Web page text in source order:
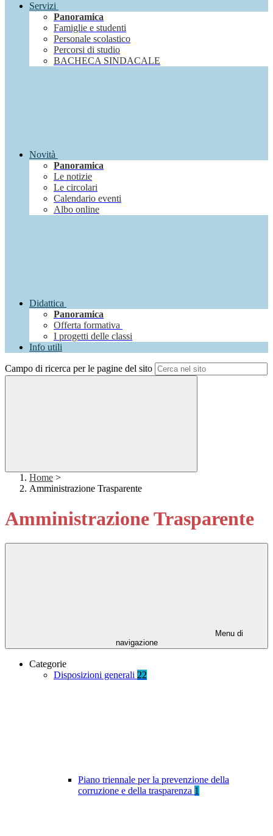
Servizi
Panoramica
Famiglie e studenti
Personale scolastico
Percorsi di studio
BACHECA SINDACALE
Novità
Panoramica
Le notizie
Le circolari
Calendario eventi
Albo online
Didattica
Panoramica
Offerta formativa
I progetti delle classi
Info utili
Campo di ricerca per le pagine del sito
Home >
Amministrazione Trasparente
Amministrazione Trasparente
Menu di
navigazione
Categorie
Disposizioni generali 22
Piano triennale per la prevenzione della
corruzione e della trasparenza 1